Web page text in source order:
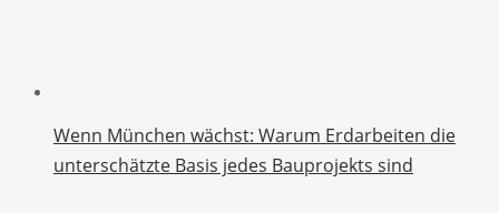
Wenn München wächst: Warum Erdarbeiten die
unterschätzte Basis jedes Bauprojekts sind